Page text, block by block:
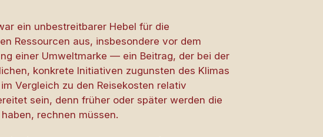
ein unbestreitbarer Hebel für die
Ressourcen aus, insbesondere vor dem
einer Umweltmarke — ein Beitrag, der bei der
konkrete Initiativen zugunsten des Klimas
Vergleich zu den Reisekosten relativ
sein, denn früher oder später werden die
rechnen müssen.